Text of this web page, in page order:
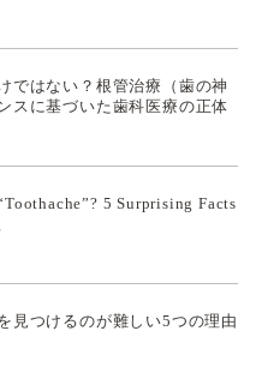
ではない？根管治療（歯の神
スに基づいた歯科医療の正体
5 Surprising Facts
見つけるのが難しい5つの理由